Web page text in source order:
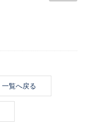
一覧へ戻る